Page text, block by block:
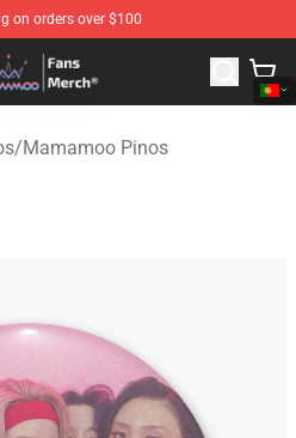
on orders over $100
Mamamoo Merchandise Shop
/Mamamoo Pinos